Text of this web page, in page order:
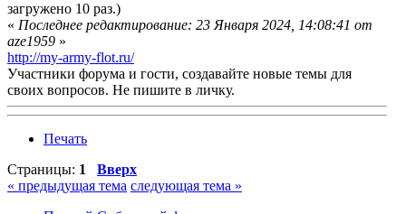
загружено 10 раз.)
« Последнее редактирование: 23 Января 2024, 14:08:41 от
aze1959 »
http://my-army-flot.ru/
Участники форума и гости, создавайте новые темы для
своих вопросов. Не пишите в личку.
Печать
Страницы: 1
Вверх
« предыдущая тема следующая тема »